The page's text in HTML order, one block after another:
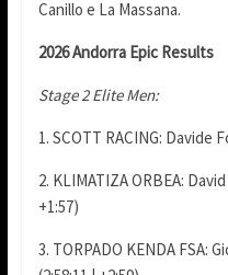
Canillo e La Massana.
2026 Andorra Epic Results
Stage 2 Elite Men:
1. SCOTT RACING: Davide
2. KLIMATIZA ORBEA:
+1:57)
3. TORPADO KENDA FSA: